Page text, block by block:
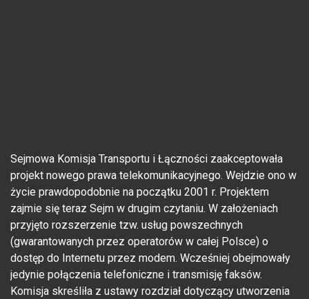
Sejmowa Komisja Transportu i Łączności zaakceptowała
projekt nowego prawa telekomunikacyjnego. Wejdzie ono w
życie prawdopodobnie na początku 2001 r. Projektem
zajmie się teraz Sejm w drugim czytaniu. W założeniach
przyjęto rozszerzenie tzw. usług powszechnych
(gwarantowanych przez operatorów w całej Polsce) o
dostęp do Internetu przez modem. Wcześniej obejmowały
jedynie połączenia telefoniczne i transmisję faksów.
Komisja skreśliła z ustawy rozdział dotyczący utworzenia